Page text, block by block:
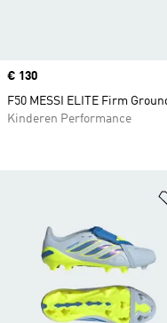
Price
€ 130
F50 MESSI ELITE Firm
Kinderen Performance